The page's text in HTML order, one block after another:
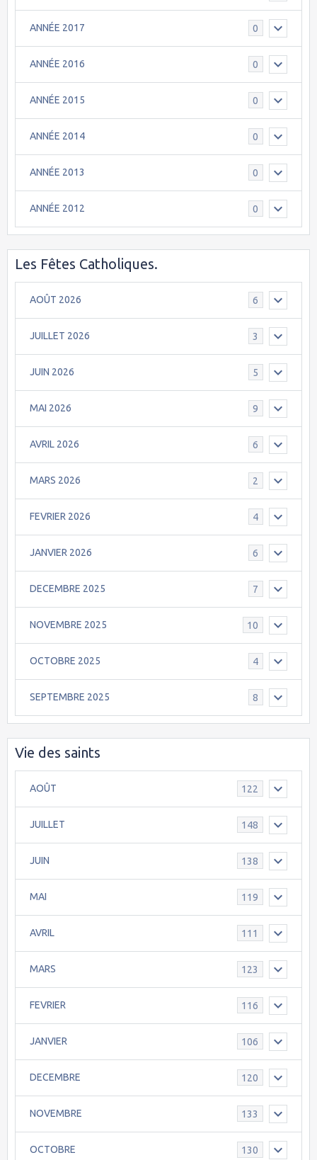
ANNÉE 2017 0
ANNÉE 2016 0
ANNÉE 2015 0
ANNÉE 2014 0
ANNÉE 2013 0
ANNÉE 2012 0
Les Fêtes Catholiques.
AOÛT 2026 6
JUILLET 2026 3
JUIN 2026 5
MAI 2026 9
AVRIL 2026 6
MARS 2026 2
FEVRIER 2026 4
JANVIER 2026 6
DECEMBRE 2025 7
NOVEMBRE 2025 10
OCTOBRE 2025 4
SEPTEMBRE 2025 8
Vie des saints
AOÛT 122
JUILLET 148
JUIN 138
MAI 119
AVRIL 111
MARS 123
FEVRIER 116
JANVIER 106
DECEMBRE 120
NOVEMBRE 133
OCTOBRE 130